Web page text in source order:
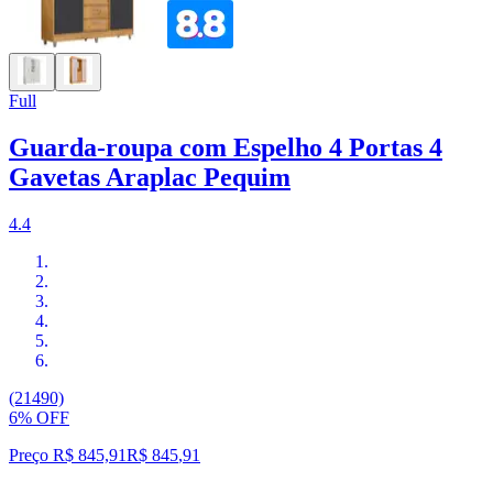
Full
Guarda-roupa com Espelho 4 Portas 4
Gavetas Araplac Pequim
4.4
(21490)
6% OFF
Preço R$ 845,91R$ 845,91